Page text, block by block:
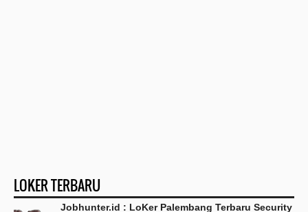
LOKER TERBARU
Jobhunter.id : LoKer Palembang Terbaru Security